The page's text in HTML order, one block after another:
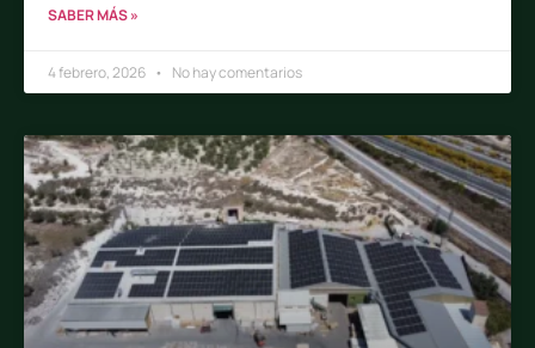
SABER MÁS »
4 febrero, 2026 No hay comentarios